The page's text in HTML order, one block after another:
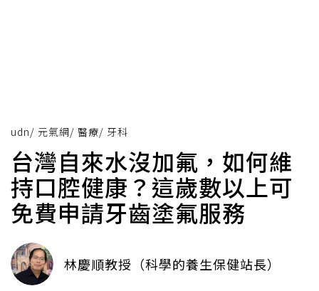
udn/ 元氣網/ 醫療/ 牙科
台灣自來水沒加氟，如何維
持口腔健康？這歲數以上可
免費申請牙齒塗氟服務
林慶順教授（科學的養生保健站長）